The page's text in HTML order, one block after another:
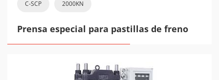
C-SCP 2000KN
Prensa especial para pastillas de freno